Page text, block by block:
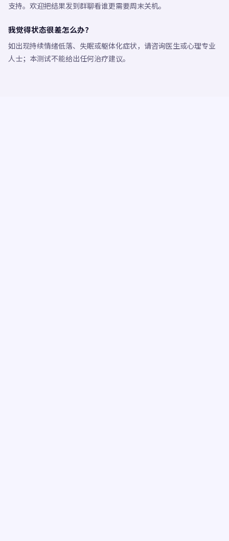
支持。欢迎把结果发到群聊看谁更需要周末关机。
我觉得状态很差怎么办？
如出现持续情绪低落、失眠或躯体化症状，请咨询医生或心理专业
人士；本测试不能给出任何治疗建议。